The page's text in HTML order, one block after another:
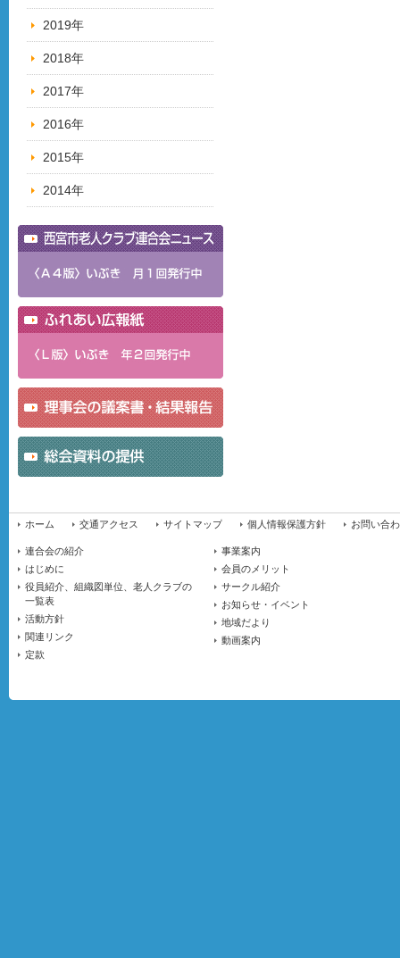
2019年
2018年
2017年
2016年
2015年
2014年
ホーム 交通アクセス サイトマップ 個人情報保護方針 お問い合
連合会の紹介
はじめに
役員紹介、組織図単位、老人クラブの
一覧表
活動方針
関連リンク
定款
事業案内
会員のメリット
サークル紹介
お知らせ・イベント
地域だより
動画案内